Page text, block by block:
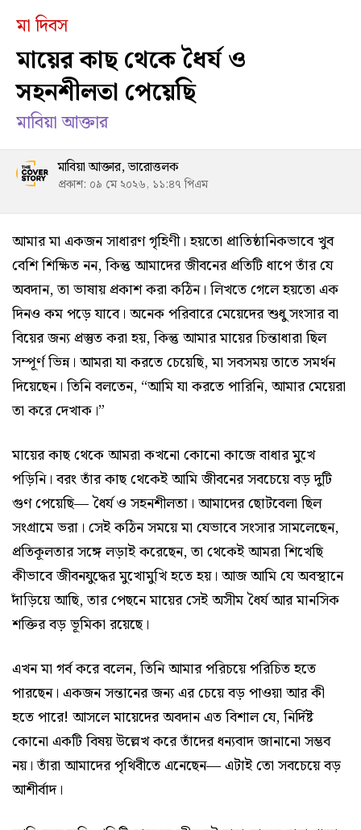
মা দিবস
মায়ের কাছ থেকে ধৈর্য ও
সহনশীলতা পেয়েছি
মাবিয়া আক্তার
মাবিয়া আক্তার, ভারোত্তলক
প্রকাশ: ০৯ মে ২০২৬, ১১:৪৭ পিএম
আমার মা একজন সাধারণ গৃহিণী। হয়তো প্রাতিষ্ঠানিকভাবে খুব
বেশি শিক্ষিত নন, কিন্তু আমাদের জীবনের প্রতিটি ধাপে তাঁর যে
অবদান, তা ভাষায় প্রকাশ করা কঠিন। লিখতে গেলে হয়তো এক
দিনও কম পড়ে যাবে। অনেক পরিবারে মেয়েদের শুধু সংসার বা
বিয়ের জন্য প্রস্তুত করা হয়, কিন্তু আমার মায়ের চিন্তাধারা ছিল
সম্পূর্ণ ভিন্ন। আমরা যা করতে চেয়েছি, মা সবসময় তাতে সমর্থন
দিয়েছেন। তিনি বলতেন, “আমি যা করতে পারিনি, আমার মেয়েরা
তা করে দেখাক।”
মায়ের কাছ থেকে আমরা কখনো কোনো কাজে বাধার মুখে
পড়িনি। বরং তাঁর কাছ থেকেই আমি জীবনের সবচেয়ে বড় দুটি
গুণ পেয়েছি— ধৈর্য ও সহনশীলতা। আমাদের ছোটবেলা ছিল
সংগ্রামে ভরা। সেই কঠিন সময়ে মা যেভাবে সংসার সামলেছেন,
প্রতিকূলতার সঙ্গে লড়াই করেছেন, তা থেকেই আমরা শিখেছি
কীভাবে জীবনযুদ্ধের মুখোমুখি হতে হয়। আজ আমি যে অবস্থানে
দাঁড়িয়ে আছি, তার পেছনে মায়ের সেই অসীম ধৈর্য আর মানসিক
শক্তির বড় ভূমিকা রয়েছে।
এখন মা গর্ব করে বলেন, তিনি আমার পরিচয়ে পরিচিত হতে
পারছেন। একজন সন্তানের জন্য এর চেয়ে বড় পাওয়া আর কী
হতে পারে! আসলে মায়েদের অবদান এত বিশাল যে, নির্দিষ্ট
কোনো একটি বিষয় উল্লেখ করে তাঁদের ধন্যবাদ জানানো সম্ভব
নয়। তাঁরা আমাদের পৃথিবীতে এনেছেন— এটাই তো সবচেয়ে বড়
আশীর্বাদ।